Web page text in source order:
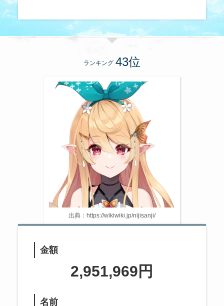
ランキング
出典：https://wikiwiki.jp/nijisanji/
金額
2,951,969円
名前